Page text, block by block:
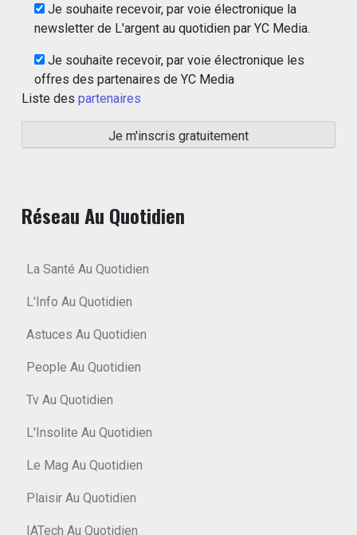
Je souhaite recevoir, par voie électronique la
newsletter de L'argent au quotidien par YC Media.
Je souhaite recevoir, par voie électronique les
offres des partenaires de YC Media
Liste des partenaires
Réseau Au Quotidien
La Santé Au Quotidien
L'Info Au Quotidien
Astuces Au Quotidien
People Au Quotidien
Tv Au Quotidien
L'Insolite Au Quotidien
Le Mag Au Quotidien
Plaisir Au Quotidien
IATech Au Quotidien